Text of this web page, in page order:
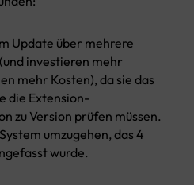
Update über mehrere
investieren mehr
mehr Kosten), da sie das
die Extension-
zu Version prüfen müssen.
umzugehen, das 4
wurde.